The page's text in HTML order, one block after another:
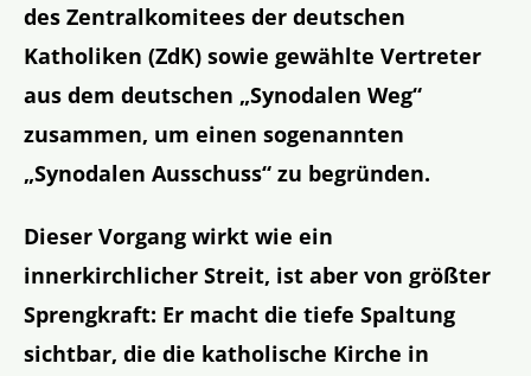
des Zentralkomitees der deutschen
Katholiken (ZdK) sowie gewählte Vertreter
aus dem deutschen „Synodalen Weg“
zusammen, um einen sogenannten
„Synodalen Ausschuss“ zu begründen.
Dieser Vorgang wirkt wie ein
innerkirchlicher Streit, ist aber von größter
Sprengkraft: Er macht die tiefe Spaltung
sichtbar, die die katholische Kirche in